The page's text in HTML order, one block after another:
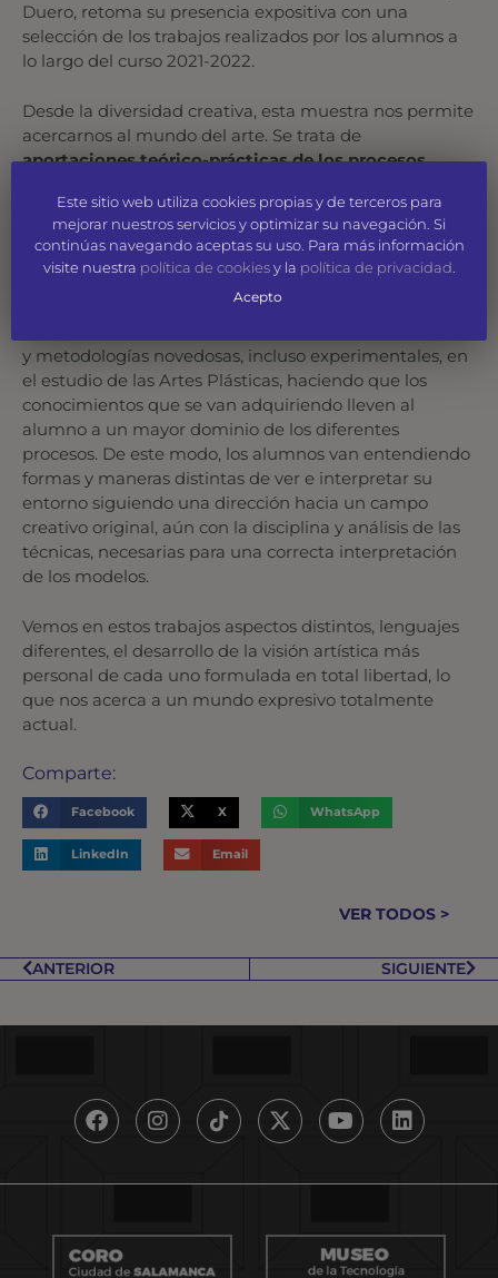
Duero, retoma su presencia expositiva con una
selección de los trabajos realizados por los alumnos a
lo largo del curso 2021-2022.
Desde la diversidad creativa, esta muestra nos permite
acercarnos al mundo del arte. Se trata de
aportaciones teórico-prácticas de los procesos
priman las propuestas personales y creativas reflejo de
una experiencia viva en la adquisición de
conocimientos técnicos y artísticos.
La actividad formativa personalizada que se lleva a
y metodologías novedosas, incluso experimentales, en
el estudio de las Artes Plásticas, haciendo que los
conocimientos que se van adquiriendo lleven al
alumno a un mayor dominio de los diferentes
procesos. De este modo, los alumnos van entendiendo
formas y maneras distintas de ver e interpretar su
entorno siguiendo una dirección hacia un campo
creativo original, aún con la disciplina y análisis de las
técnicas, necesarias para una correcta interpretación
de los modelos.
Vemos en estos trabajos aspectos distintos, lenguajes
diferentes, el desarrollo de la visión artística más
personal de cada uno formulada en total libertad, lo
que nos acerca a un mundo expresivo totalmente
actual.
Comparte:
Facebook X WhatsApp
LinkedIn Email
VER TODOS >
ANTERIOR SIGUIENTE
Este sitio web utiliza cookies propias y de terceros para
mejorar nuestros servicios y optimizar su navegación. Si
continúas navegando aceptas su uso. Para más información
visite nuestra política de cookiesy la política de privacidad
Acepto